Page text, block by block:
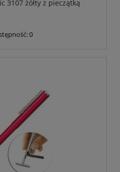
3107 żółty z pieczątką
0